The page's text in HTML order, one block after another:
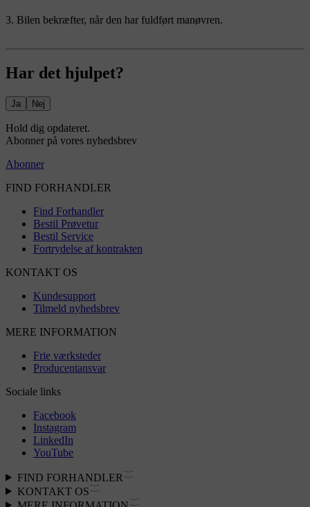
Bilen bekræfter, når den har fuldført manøvren.
Har det hjulpet?
Ja Nej